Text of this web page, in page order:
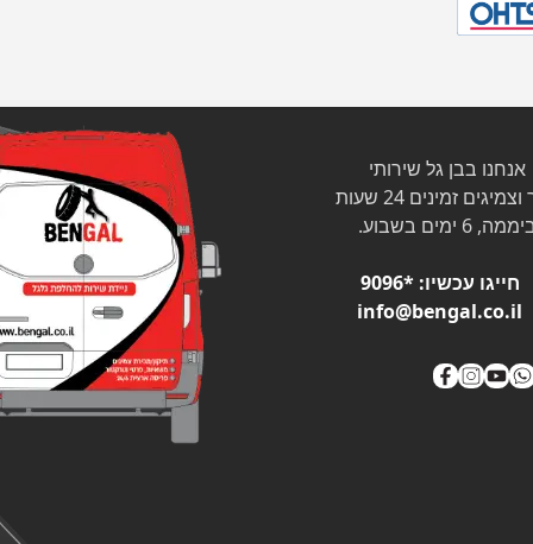
אנחנו בבן גל שירותי
זמינים 24 שעות
6 ימים בשבוע.
חייגו עכשיו:*9096
info@bengal.co.il